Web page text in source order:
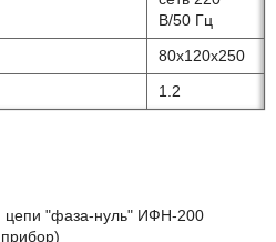
В/50 Гц
80х120х250
1.2
цепи "фаза-нуль" ИФН-200